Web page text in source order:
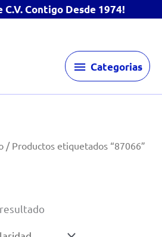
C.V. Contigo Desde 1974!
Categorias
Categorias
/ Productos etiquetados “87066”